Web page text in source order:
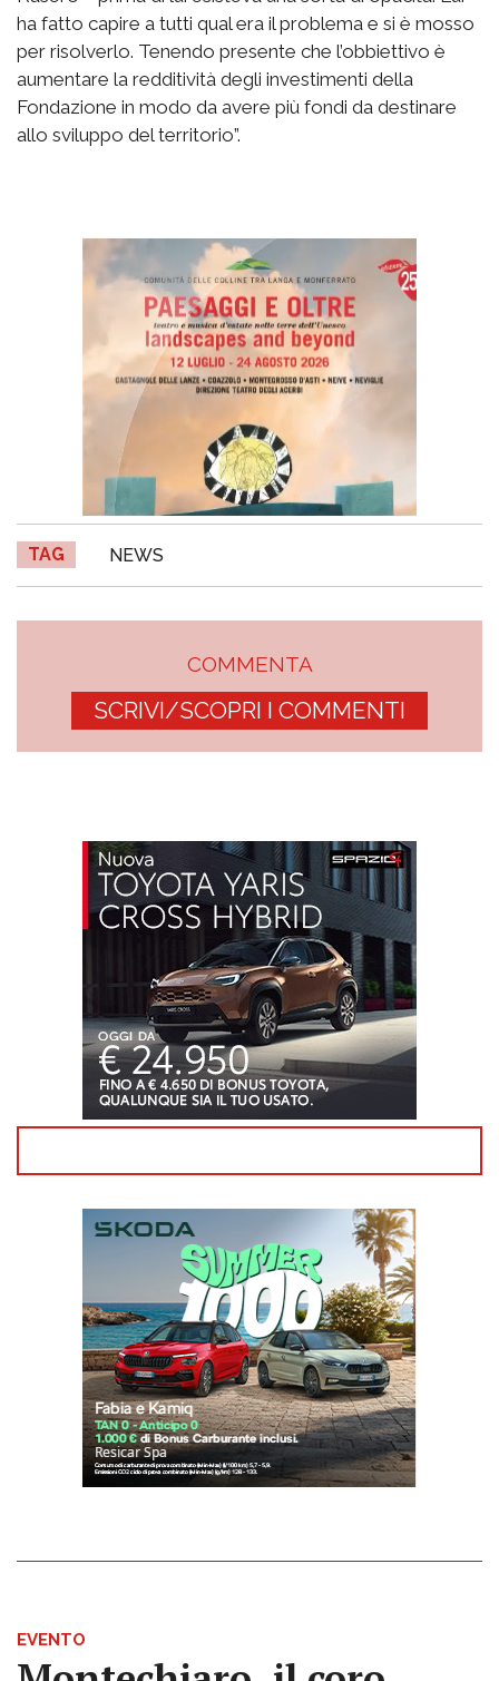
ha fatto capire a tutti qual era il problema e si è mosso
per risolverlo. Tenendo presente che l’obbiettivo è
aumentare la redditività degli investimenti della
Fondazione in modo da avere più fondi da destinare
allo sviluppo del territorio”.
TAG NEWS
COMMENTA
SCRIVI/SCOPRI I COMMENTI
EVENTO